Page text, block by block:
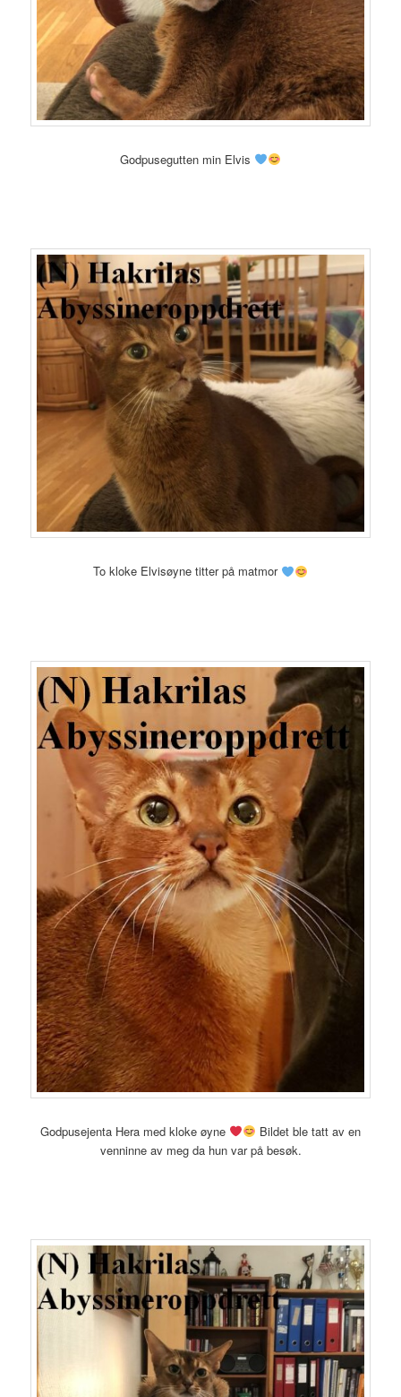
Godpusegutten min Elvis
To kloke Elvisøyne titter på matmor
Godpusejenta Hera med kloke øyne
Bildet ble tatt av en
venninne av meg da hun var på besøk.